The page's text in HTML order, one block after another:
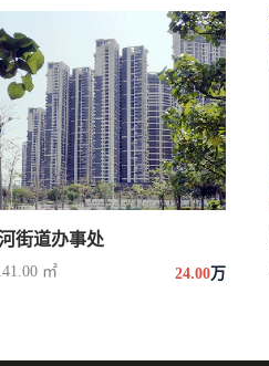
街道办事处
㎡ 24.00万